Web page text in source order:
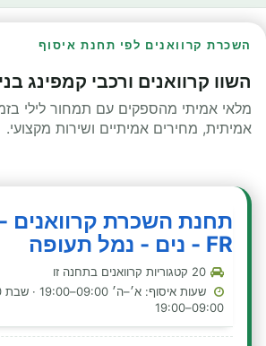
השכרת קרוואנים לפי תחנת איסוף
השוו קרוואנים ורכבי קמפינג
מלאי אמיתי מהספקים עם תמחור לילי
אמיתית, מחירים אמיתיים ושירות מקצועי.
FR - נים - נמל תעופה
09:00–19:00